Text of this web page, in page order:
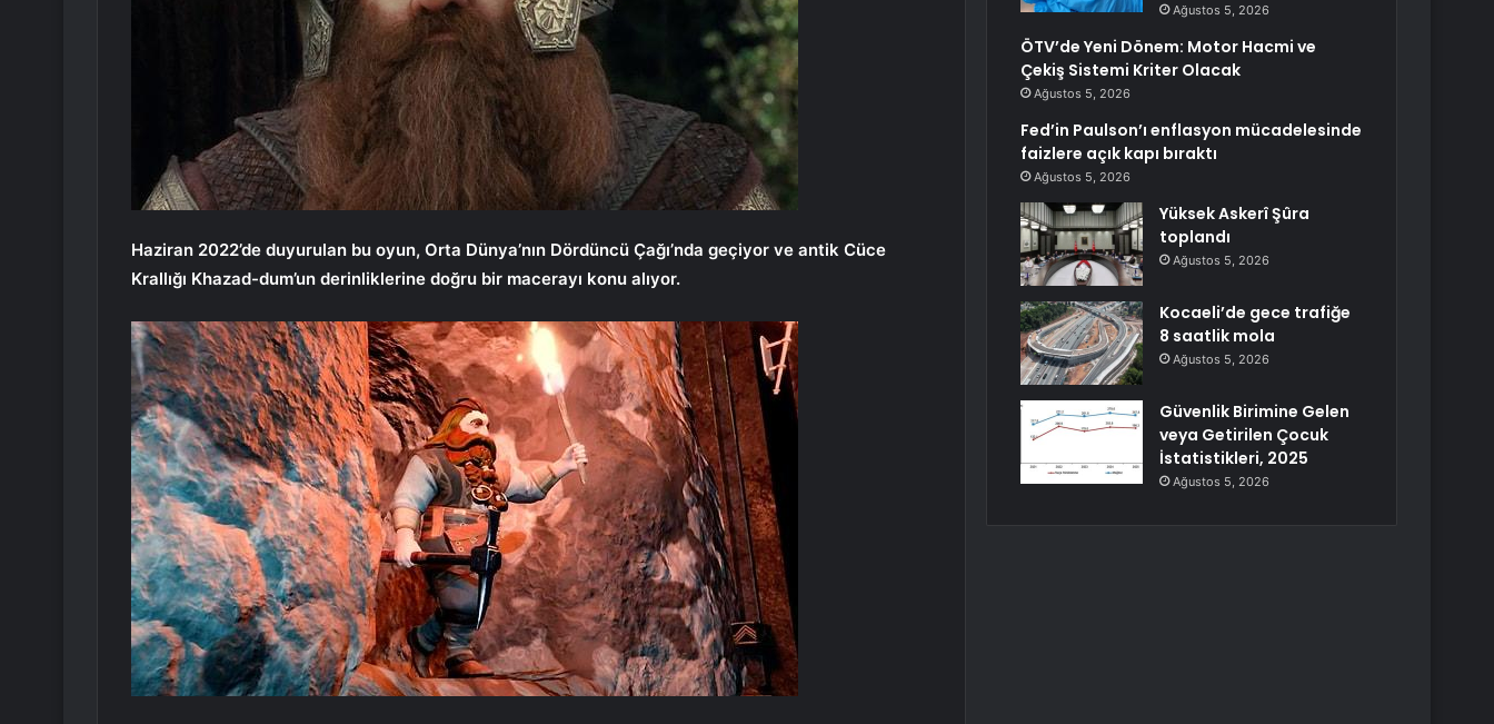
Haziran 2022’de duyurulan bu oyun, Orta Dünya’nın Dördüncü Çağı’nda geçiyor ve antik Cüce
Krallığı Khazad-dum’un derinliklerine doğru bir macerayı konu alıyor.
Ağustos 5, 2026
ÖTV’de Yeni Dönem: Motor Hacmi ve
Çekiş Sistemi Kriter Olacak
Ağustos 5, 2026
Fed’in Paulson’ı enflasyon mücadelesinde
faizlere açık kapı bıraktı
Ağustos 5, 2026
Yüksek Askerî Şûra
toplandı
Ağustos 5, 2026
Kocaeli’de gece trafiğe
8 saatlik mola
Ağustos 5, 2026
Güvenlik Birimine Gelen
veya Getirilen Çocuk
İstatistikleri, 2025
Ağustos 5, 2026